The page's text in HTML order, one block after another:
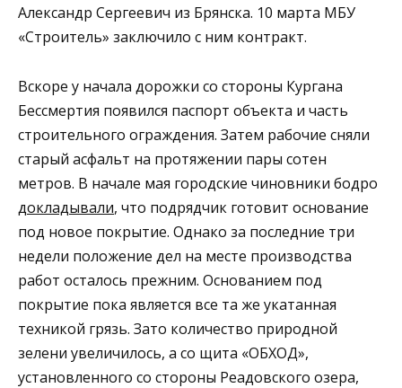
Александр Сергеевич из Брянска. 10 марта МБУ
«Строитель» заключило с ним контракт.
Вскоре у начала дорожки со стороны Кургана
Бессмертия появился паспорт объекта и часть
строительного ограждения. Затем рабочие сняли
старый асфальт на протяжении пары сотен
метров. В начале мая городские чиновники бодро
докладывали, что подрядчик готовит основание
под новое покрытие. Однако за последние три
недели положение дел на месте производства
работ осталось прежним. Основанием под
покрытие пока является все та же укатанная
техникой грязь. Зато количество природной
зелени увеличилось, а со щита «ОБХОД»,
установленного со стороны Реадовского озера,